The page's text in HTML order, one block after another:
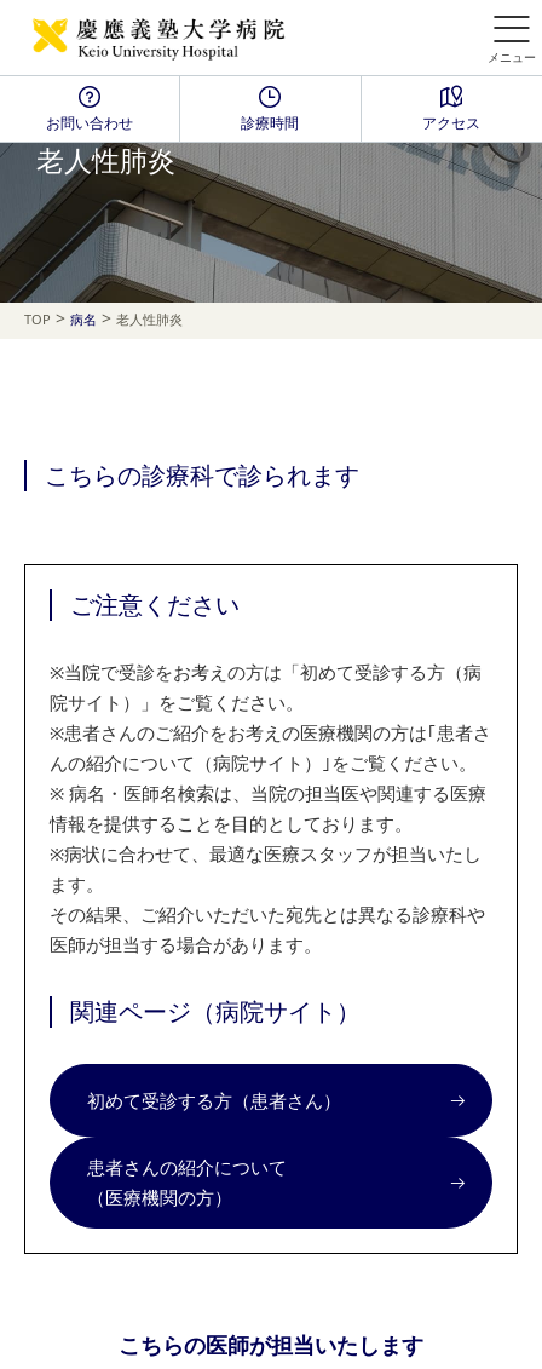
メニュー
お問い合わせ 診療時間 アクセス
Disease Name Search
老人性肺炎
TOP > 病名 > 老人性肺炎
こちらの診療科で診られます
ご注意ください
※当院で受診をお考えの方は「初めて受診する方（病
院サイト）」をご覧ください。
※患者さんのご紹介をお考えの医療機関の方は｢患者さ
んの紹介について（病院サイト）｣をご覧ください。
※ 病名・医師名検索は、当院の担当医や関連する医療
情報を提供することを目的としております。
※病状に合わせて、最適な医療スタッフが担当いたし
ます。
その結果、ご紹介いただいた宛先とは異なる診療科や
医師が担当する場合があります。
関連ページ（病院サイト）
初めて受診する方（患者さん）
患者さんの紹介について
（医療機関の方）
こちらの医師が担当いたします